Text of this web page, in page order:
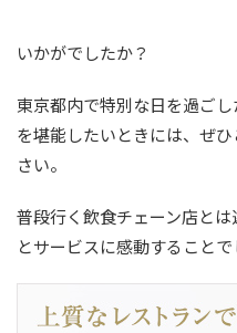
いかがでしたか？
東京都内で特別な日を過ご
を堪能したいときには、ぜ
さい。
普段行く飲食チェーン店と
とサービスに感動することで